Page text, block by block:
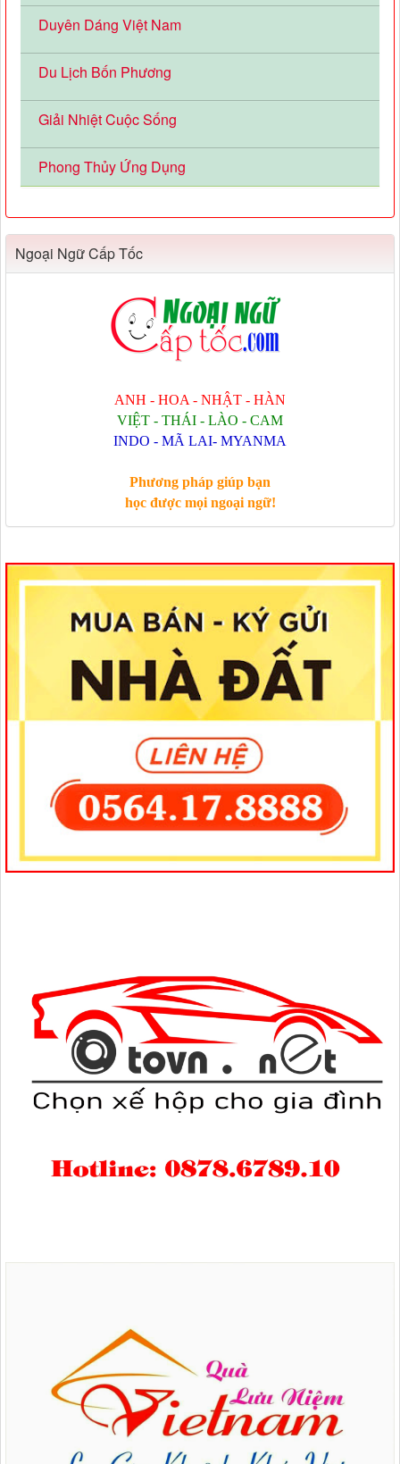
Duyên Dáng Việt Nam
Du Lịch Bốn Phương
Giải Nhiệt Cuộc Sống
Phong Thủy Ứng Dụng
Ngoại Ngữ Cấp Tốc
ANH - HOA - NHẬT - HÀN
VIỆT - THÁI - LÀO - CAM
INDO - MÃ LAI- MYANMA
Phương pháp giúp bạn
học được mọi ngoại ngữ!